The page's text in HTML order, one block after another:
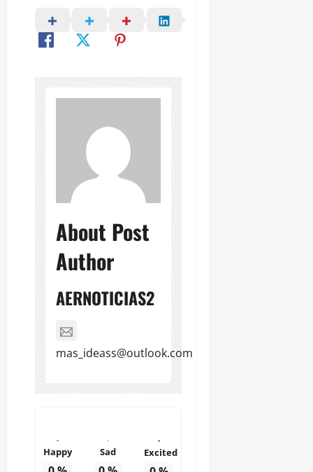
About Post
Author
AERNOTICIAS2
mas_ideass@outlook.com
Happy Sad Excited